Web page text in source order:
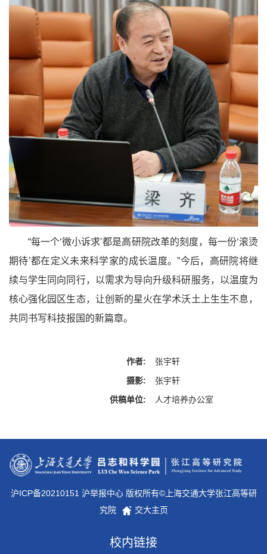
“每一个‘微小诉求’都是高研院改革的刻度，每一份‘滚烫
期待’都在定义未来科学家的成长温度。”今后，高研院将继
续与学生同向同行，以需求为导向升级科研服务，以温度为
核心强化园区生态，让创新的星火在学术沃土上生生不息，
共同书写科技报国的新篇章。
作者:
张宇轩
摄影:
张宇轩
供稿单位:
人才培养办公室
沪ICP备20210151 沪举报中心 版权所有©上海交通大学张江高等研
究院
交大主页
校内链接